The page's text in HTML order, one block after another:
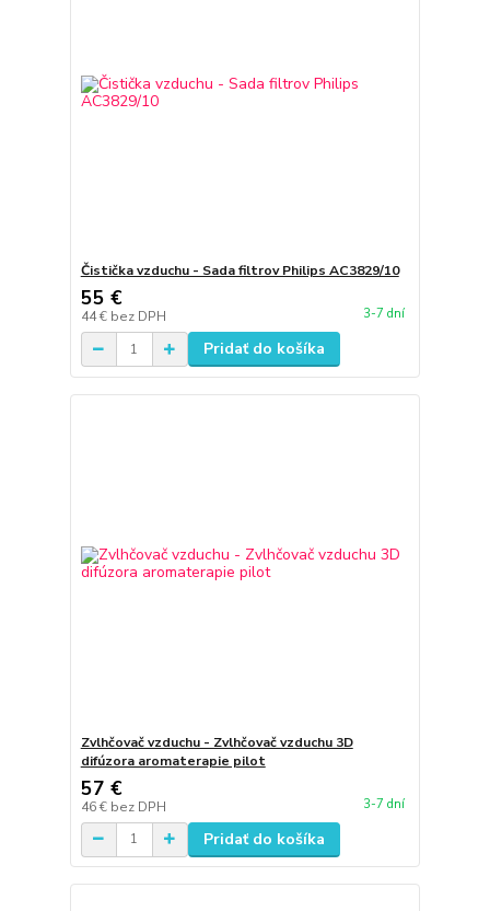
Čistička vzduchu - Sada filtrov Philips AC3829/10
55 €
44 € bez DPH 3-7 dní
Pridať do košíka
Zvlhčovač vzduchu - Zvlhčovač vzduchu 3D
difúzora aromaterapie pilot
57 €
46 € bez DPH 3-7 dní
Pridať do košíka